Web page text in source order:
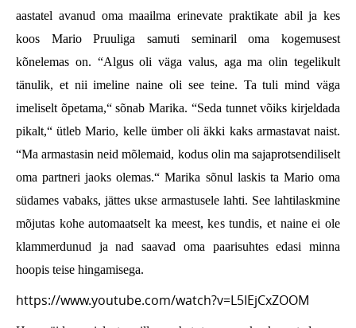
aastatel avanud oma maailma erinevate praktikate abil ja kes
koos Mario Pruuliga samuti seminaril oma kogemusest
kõnelemas on. “Algus oli väga valus, aga ma olin tegelikult
tänulik, et nii imeline naine oli see teine. Ta tuli mind väga
imeliselt õpetama,“ sõnab Marika. “Seda tunnet võiks kirjeldada
pikalt,“ ütleb Mario, kelle ümber oli äkki kaks armastavat naist.
“Ma armastasin neid mõlemaid, kodus olin ma sajaprotsendiliselt
oma partneri jaoks olemas.“ Marika sõnul laskis ta Mario oma
südames vabaks, jättes ukse armastusele lahti. See lahtilaskmine
mõjutas kohe automaatselt ka meest, kes tundis, et naine ei ole
klammerdunud ja nad saavad oma paarisuhtes edasi minna
hoopis teise hingamisega.
https://www.youtube.com/watch?v=L5IEjCxZOOM